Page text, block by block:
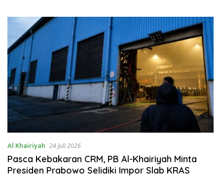
Persimpangan”
Al Khairiyah 24 Juli 2026
Pasca Kebakaran CRM, PB Al-Khairiyah Minta
Presiden Prabowo Selidiki Impor Slab KRAS